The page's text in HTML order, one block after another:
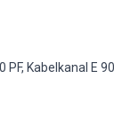
Kabelkanal E